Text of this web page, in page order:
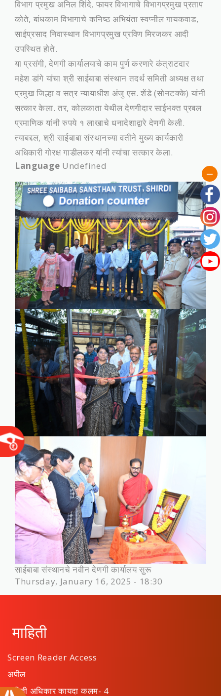
विभाग प्रमुख अनिल शिंदे, फायर विभागाचे विभागप्रमुख प्रताप
कोते, बांधकाम विभागाचे कनिष्ठ अभियंता स्वप्नील गायकवाड,
साईप्रसाद निवास्‍थान विभागप्रमुख प्रविण मिरजकर आदी
उपस्थित होते.
या प्रसंगी, देणगी कार्यालयाचे काम पुर्ण करणारे कंत्राटदार
महेश डांगे यांचा श्री साईबाबा संस्थान तदर्थ समिती अध्यक्ष तथा
प्रमुख जिल्हा व सत्र न्यायाधीश अंजु एस. शेंडे (सोनटक्के) यांनी
सत्‍कार केला. तर, कोलकाता येथील देणगीदार साईभक्त प्रबल
प्रमाणिक यांनी रुपये १ लाखाचे धनादेशाद्वारे देणगी केली.
त्याबद्दल, श्री साईबाबा संस्थानच्या वतीने मुख्य कार्यकारी
अधिकारी गोरक्ष गाडीलकर यांनी त्यांचा सत्कार केला.
Language Undefined
साईबाबा संस्थानचे नवीन देणगी कार्यालय सुरू
Thursday, January 16, 2025 - 18:30
माहिती
Screen Reader Access
अपील
माहिती अधिकार कायदा कलम- 4